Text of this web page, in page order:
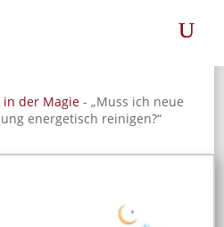
in der Magie -„Muss ich neue
energetisch reinigen?“